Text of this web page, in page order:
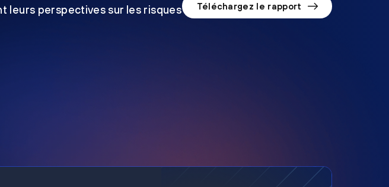
leurs perspectives sur les risques
Téléchargez le rapport